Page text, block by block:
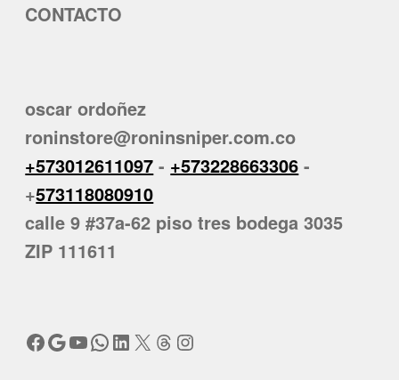
CONTACTO
oscar ordoñez
roninstore@roninsniper.com.co
+573012611097 - +573228663306 -
+573118080910
calle 9 #37a-62 piso tres bodega 3035
ZIP 111611
Facebook
Google
YouTube
WhatsApp
LinkedIn
X Threads
Instagram